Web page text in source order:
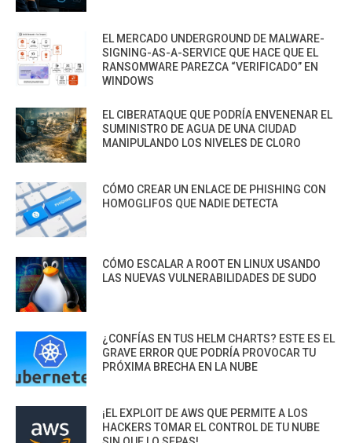
EL MERCADO UNDERGROUND DE MALWARE-
SIGNING-AS-A-SERVICE QUE HACE QUE EL
RANSOMWARE PAREZCA “VERIFICADO” EN
WINDOWS
EL CIBERATAQUE QUE PODRÍA ENVENENAR EL
SUMINISTRO DE AGUA DE UNA CIUDAD
MANIPULANDO LOS NIVELES DE CLORO
CÓMO CREAR UN ENLACE DE PHISHING CON
HOMOGLIFOS QUE NADIE DETECTA
CÓMO ESCALAR A ROOT EN LINUX USANDO
LAS NUEVAS VULNERABILIDADES DE SUDO
¿CONFÍAS EN TUS HELM CHARTS? ESTE ES EL
GRAVE ERROR QUE PODRÍA PROVOCAR TU
PRÓXIMA BRECHA EN LA NUBE
¡EL EXPLOIT DE AWS QUE PERMITE A LOS
HACKERS TOMAR EL CONTROL DE TU NUBE